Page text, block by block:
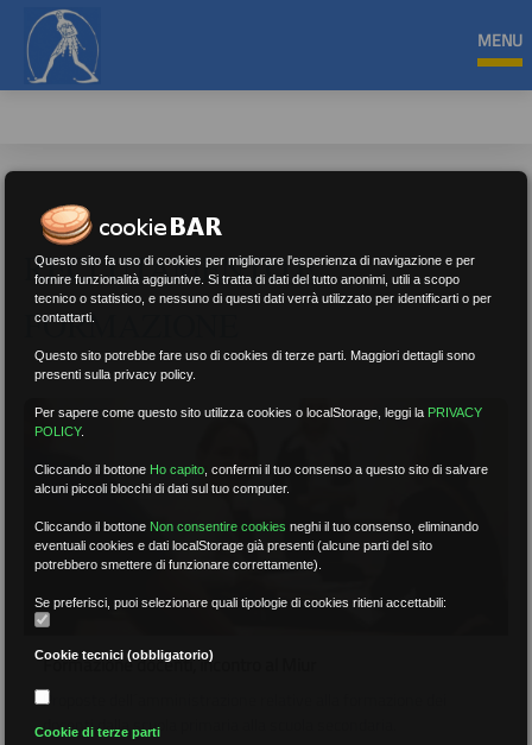
MENU
RECLUTAMENTO E
FORMAZIONE
Formazione docenti, incontro al Miur
Proposte dell´amministrazione relative alla formazione dei
docenti dalla scuola primaria alla scuola secondaria.
Questo sito fa uso di cookies per migliorare l'esperienza di navigazione e per
fornire funzionalità aggiuntive. Si tratta di dati del tutto anonimi, utili a scopo
tecnico o statistico, e nessuno di questi dati verrà utilizzato per identificarti o per
contattarti.
Questo sito potrebbe fare uso di cookies di terze parti. Maggiori dettagli sono
presenti sulla privacy policy.
Per sapere come questo sito utilizza cookies o localStorage, leggi la PRIVACY
POLICY.
Cliccando il bottone Ho capito ,confermi il tuo consenso a questo sito di salvare
alcuni piccoli blocchi di dati sul tuo computer.
Cliccando il bottone Non consentire cookies neghi il tuo consenso, eliminando
eventuali cookies e dati localStorage già presenti (alcune parti del sito
potrebbero smettere di funzionare correttamente).
Se preferisci, puoi selezionare quali tipologie di cookies ritieni accettabili:
Cookie tecnici (obbligatorio)
Cookie di terze parti